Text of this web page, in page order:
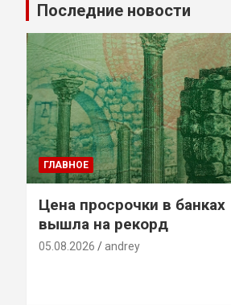
Последние новости
ГЛАВНОЕ
Цена просрочки в банках
вышла на рекорд
05.08.2026 andrey